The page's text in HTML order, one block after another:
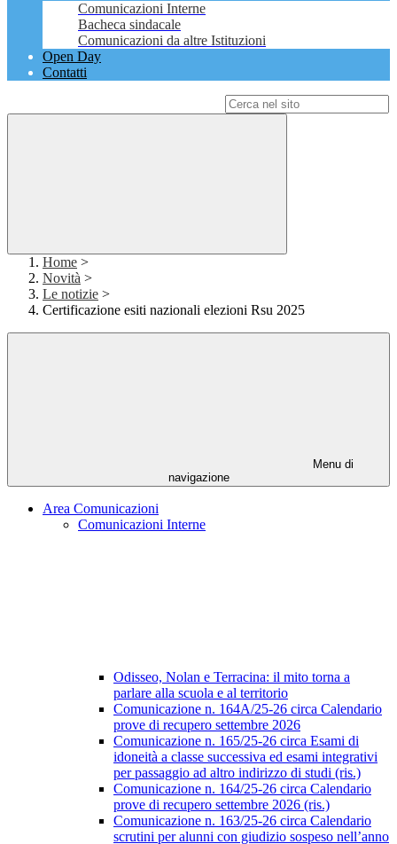
Comunicazioni Interne
Bacheca sindacale
Comunicazioni da altre Istituzioni
Open Day
Contatti
Home >
Novità >
Le notizie >
Certificazione esiti nazionali elezioni Rsu 2025
Menu di
navigazione
Area Comunicazioni
Comunicazioni Interne
Odisseo, Nolan e Terracina: il mito torna a
parlare alla scuola e al territorio
Comunicazione n. 164A/25-26 circa Calendario
prove di recupero settembre 2026
Comunicazione n. 165/25-26 circa Esami di
idoneità a classe successiva ed esami integrativi
per passaggio ad altro indirizzo di studi (ris.)
Comunicazione n. 164/25-26 circa Calendario
prove di recupero settembre 2026 (ris.)
Comunicazione n. 163/25-26 circa Calendario
scrutini per alunni con giudizio sospeso nell’anno